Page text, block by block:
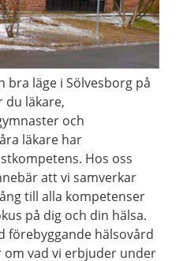
läge i Sölvesborg på
du läkare,
och
läkare har
Hos oss
att vi samverkar
till alla kompetenser
på dig och din hälsa.
förebyggande hälsovård
om vad vi erbjuder under